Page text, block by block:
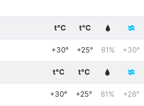
t°C t°C
+30° +25° 81% +30°
t°C t°C
+30° +25° 81% +28°